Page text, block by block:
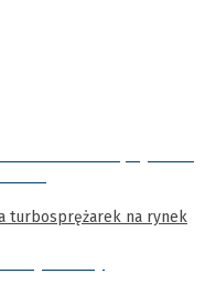
turbosprężarek na rynek